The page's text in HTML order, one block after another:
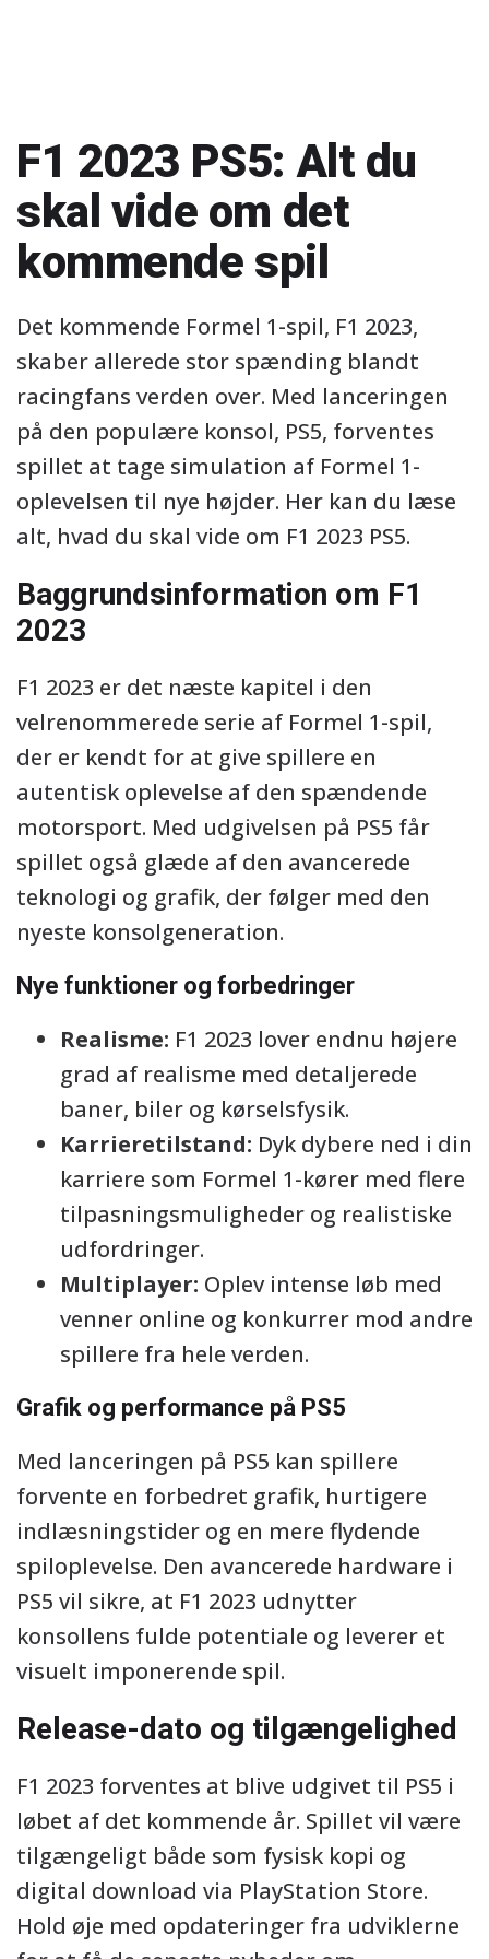
F1 2023 PS5: Alt du
skal vide om det
kommende spil
Det kommende Formel 1-spil, F1 2023,
skaber allerede stor spænding blandt
racingfans verden over. Med lanceringen
på den populære konsol, PS5, forventes
spillet at tage simulation af Formel 1-
oplevelsen til nye højder. Her kan du læse
alt, hvad du skal vide om F1 2023 PS5.
Baggrundsinformation om F1
2023
F1 2023 er det næste kapitel i den
velrenommerede serie af Formel 1-spil,
der er kendt for at give spillere en
autentisk oplevelse af den spændende
motorsport. Med udgivelsen på PS5 får
spillet også glæde af den avancerede
teknologi og grafik, der følger med den
nyeste konsolgeneration.
Nye funktioner og forbedringer
Realisme: F1 2023 lover endnu højere
grad af realisme med detaljerede
baner, biler og kørselsfysik.
Karrieretilstand: Dyk dybere ned i din
karriere som Formel 1-kører med flere
tilpasningsmuligheder og realistiske
udfordringer.
Multiplayer: Oplev intense løb med
venner online og konkurrer mod andre
spillere fra hele verden.
Grafik og performance på PS5
Med lanceringen på PS5 kan spillere
forvente en forbedret grafik, hurtigere
indlæsningstider og en mere flydende
spiloplevelse. Den avancerede hardware i
PS5 vil sikre, at F1 2023 udnytter
konsollens fulde potentiale og leverer et
visuelt imponerende spil.
Release-dato og tilgængelighed
F1 2023 forventes at blive udgivet til PS5 i
løbet af det kommende år. Spillet vil være
tilgængeligt både som fysisk kopi og
digital download via PlayStation Store.
Hold øje med opdateringer fra udviklerne